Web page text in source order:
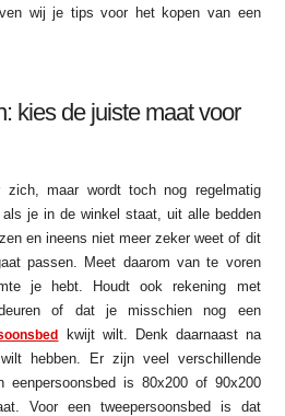
wij je tips voor het kopen van een
kies de juiste maat voor
zich, maar wordt toch nog regelmatig
je in de winkel staat, uit alle bedden
en ineens niet meer zeker weet of dit
passen. Meet daarom van te voren
je hebt. Houdt ook rekening met
deuren of dat je misschien nog een
kwijt wilt. Denk daarnaast na
hebben. Er zijn veel verschillende
eenpersoonsbed is 80x200 of 90x200
Voor een tweepersoonsbed is dat